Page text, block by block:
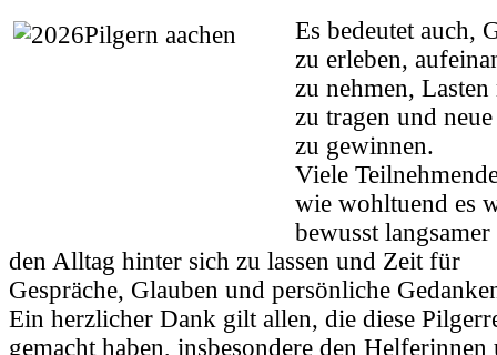
Es bedeutet auch,
zu erleben,
zu nehmen,
zu tragen und
zu gewinnen.
Viele
wie wohltuend es
bewusst
den Alltag hinter sich zu lassen und Zeit für
Gespräche, Glauben und persönliche
Ein herzlicher Dank gilt allen, die diese
gemacht haben, insbesondere den